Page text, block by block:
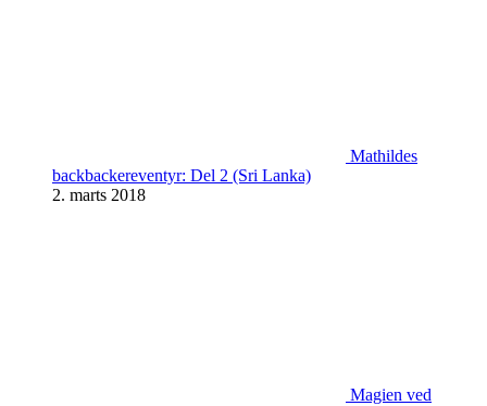
Mathildes
backbackereventyr: Del 2 (Sri Lanka)
2. marts 2018
Magien ved